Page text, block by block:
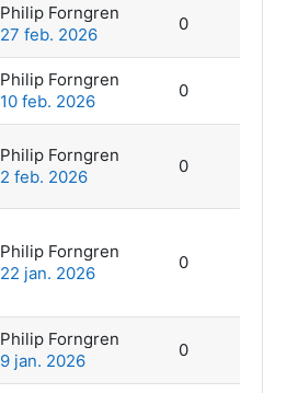
Philip Forngren
27 feb. 2026
0
Philip Forngren
10 feb. 2026
0
Philip Forngren
2 feb. 2026
0
Philip Forngren
22 jan. 2026
0
Philip Forngren
9 jan. 2026
0